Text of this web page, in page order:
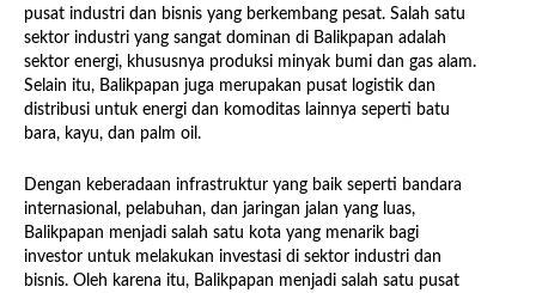
pusat industri dan bisnis yang berkembang pesat. Salah satu
sektor industri yang sangat dominan di Balikpapan adalah
sektor energi, khususnya produksi minyak bumi dan gas alam.
Selain itu, Balikpapan juga merupakan pusat logistik dan
distribusi untuk energi dan komoditas lainnya seperti batu
bara, kayu, dan palm oil.
Dengan keberadaan infrastruktur yang baik seperti bandara
internasional, pelabuhan, dan jaringan jalan yang luas,
Balikpapan menjadi salah satu kota yang menarik bagi
investor untuk melakukan investasi di sektor industri dan
bisnis. Oleh karena itu, Balikpapan menjadi salah satu pusat